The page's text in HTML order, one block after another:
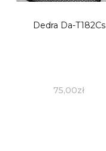
Dedra Da-T182Cs
75,00zł